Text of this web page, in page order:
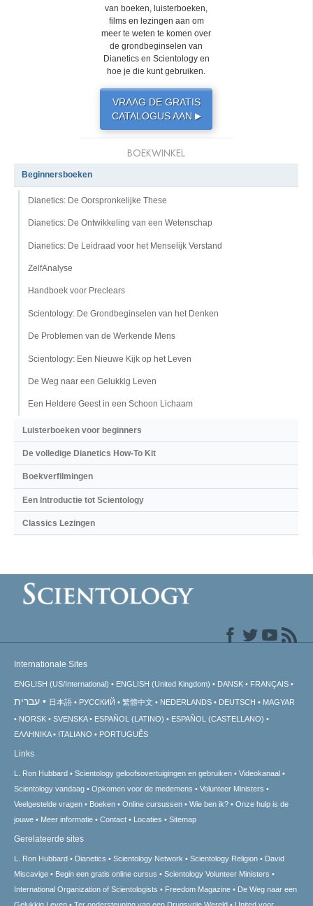
van boeken, luisterboeken,
films en lezingen aan om
meer te weten te komen over
de grondbeginselen van
Dianetics en Scientology en
hoe je die kunt gebruiken.
VRAAG DE GRATIS
CATALOGUS AAN ▶
BOEKWINKEL
Beginnersboeken
Dianetics: De Oorspronkelijke These
Dianetics: De Ontwikkeling van een Wetenschap
Dianetics: De Leidraad voor het Menselijk Verstand
ZelfAnalyse
Handboek voor Preclears
Scientology: De Grondbeginselen van het Denken
De Problemen van de Werkende Mens
Scientology: Een Nieuwe Kijk op het Leven
De Weg naar een Gelukkig Leven
Een Heldere Geest in een Schoon Lichaam
Luisterboeken voor beginners
De volledige Dianetics How-To Kit
Boekverfilmingen
Een Introductie tot Scientology
Classics Lezingen
Internationale Sites
ENGLISH (US/International) ENGLISH (United Kingdom) DANSK FRANÇAIS
עברית 日本語 РУССКИЙ 繁體中文 NEDERLANDS DEUTSCH
MAGYAR
NORSK
SVENSKA ESPAÑOL (LATINO)
ESPAÑOL (CASTELLANO)
ΕΛΛΗΝΙΚA
ITALIANO PORTUGUÊS
Links
L. Ron Hubbard Scientology geloofsovertuigingen en gebruiken
Videokanaal
Scientology vandaag
Opkomen voor de medemens
Volunteer Ministers
Veelgestelde vragen
Boeken Online cursussen Wie ben ik?
Onze hulp is de
jouwe
Meer informatie Contact Locaties Sitemap
Gerelateerde sites
L. Ron Hubbard Dianetics Scientology Network Scientology Religion
David
Miscavige
Begin een gratis online cursus
Scientology Volunteer Ministers
International Organization of Scientologists
Freedom Magazine
De Weg naar een